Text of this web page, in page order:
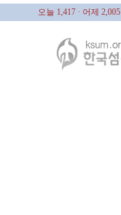
오늘 1,417 · 어제 2,005